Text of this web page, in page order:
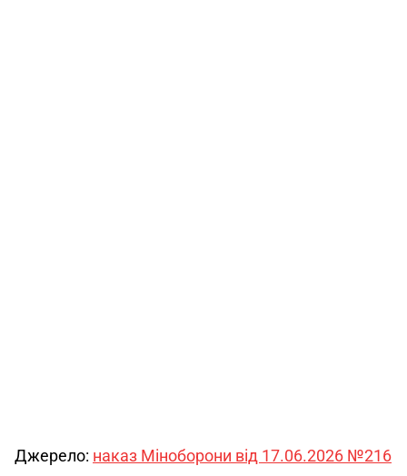
Джерело: наказ Міноборони від 17.06.2026 №216